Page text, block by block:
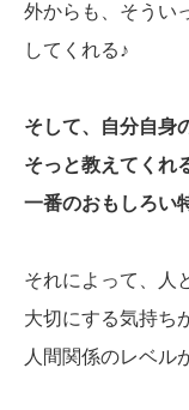
外からも、そうい
してくれる♪
そして、自分自身
そっと教えてくれ
一番のおもしろい
それによって、人
大切にする気持ち
人間関係のレベル